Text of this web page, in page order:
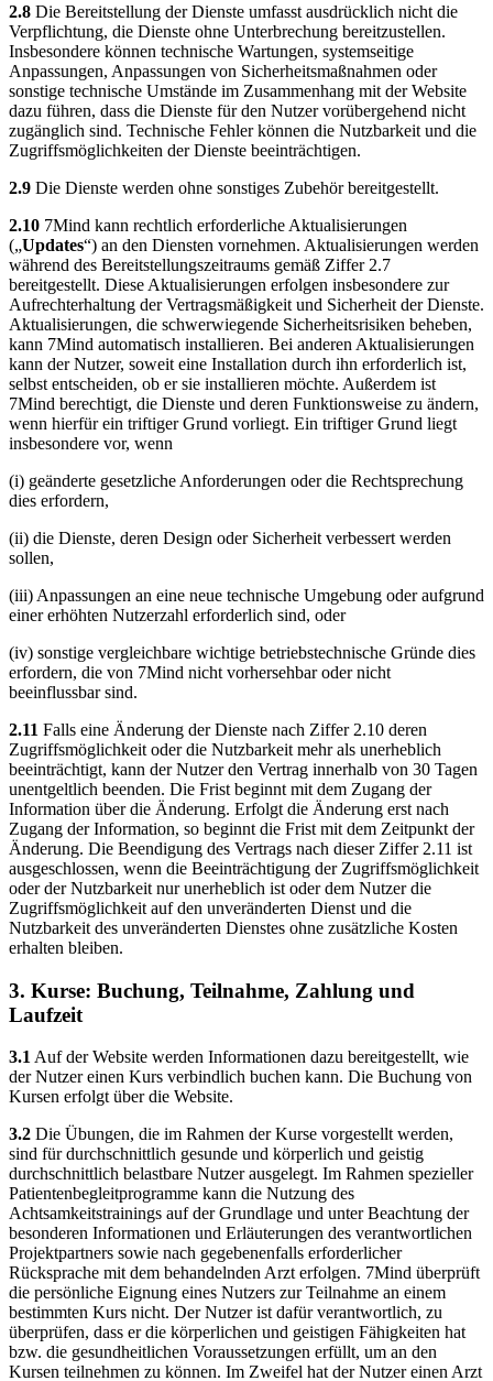
2.8 Die Bereitstellung der Dienste umfasst ausdrücklich nicht die
Verpflichtung, die Dienste ohne Unterbrechung bereitzustellen.
Insbesondere können technische Wartungen, systemseitige
Anpassungen, Anpassungen von Sicherheitsmaßnahmen oder
sonstige technische Umstände im Zusammenhang mit der Website
dazu führen, dass die Dienste für den Nutzer vorübergehend nicht
zugänglich sind. Technische Fehler können die Nutzbarkeit und die
Zugriffsmöglichkeiten der Dienste beeinträchtigen.
2.9 Die Dienste werden ohne sonstiges Zubehör bereitgestellt.
2.10 7Mind kann rechtlich erforderliche Aktualisierungen
(„Updates“) an den Diensten vornehmen. Aktualisierungen werden
während des Bereitstellungszeitraums gemäß Ziffer 2.7
bereitgestellt. Diese Aktualisierungen erfolgen insbesondere zur
Aufrechterhaltung der Vertragsmäßigkeit und Sicherheit der Dienste.
Aktualisierungen, die schwerwiegende Sicherheitsrisiken beheben,
kann 7Mind automatisch installieren. Bei anderen Aktualisierungen
kann der Nutzer, soweit eine Installation durch ihn erforderlich ist,
selbst entscheiden, ob er sie installieren möchte. Außerdem ist
7Mind berechtigt, die Dienste und deren Funktionsweise zu ändern,
wenn hierfür ein triftiger Grund vorliegt. Ein triftiger Grund liegt
insbesondere vor, wenn
(i) geänderte gesetzliche Anforderungen oder die Rechtsprechung
dies erfordern,
(ii) die Dienste, deren Design oder Sicherheit verbessert werden
sollen,
(iii) Anpassungen an eine neue technische Umgebung oder aufgrund
einer erhöhten Nutzerzahl erforderlich sind, oder
(iv) sonstige vergleichbare wichtige betriebstechnische Gründe dies
erfordern, die von 7Mind nicht vorhersehbar oder nicht
beeinflussbar sind.
2.11 Falls eine Änderung der Dienste nach Ziffer 2.10 deren
Zugriffsmöglichkeit oder die Nutzbarkeit mehr als unerheblich
beeinträchtigt, kann der Nutzer den Vertrag innerhalb von 30 Tagen
unentgeltlich beenden. Die Frist beginnt mit dem Zugang der
Information über die Änderung. Erfolgt die Änderung erst nach
Zugang der Information, so beginnt die Frist mit dem Zeitpunkt der
Änderung. Die Beendigung des Vertrags nach dieser Ziffer 2.11 ist
ausgeschlossen, wenn die Beeinträchtigung der Zugriffsmöglichkeit
oder der Nutzbarkeit nur unerheblich ist oder dem Nutzer die
Zugriffsmöglichkeit auf den unveränderten Dienst und die
Nutzbarkeit des unveränderten Dienstes ohne zusätzliche Kosten
erhalten bleiben.
3. Kurse: Buchung, Teilnahme, Zahlung und
Laufzeit
3.1 Auf der Website werden Informationen dazu bereitgestellt, wie
der Nutzer einen Kurs verbindlich buchen kann. Die Buchung von
Kursen erfolgt über die Website.
3.2 Die Übungen, die im Rahmen der Kurse vorgestellt werden,
sind für durchschnittlich gesunde und körperlich und geistig
durchschnittlich belastbare Nutzer ausgelegt. Im Rahmen spezieller
Patientenbegleitprogramme kann die Nutzung des
Achtsamkeitstrainings auf der Grundlage und unter Beachtung der
besonderen Informationen und Erläuterungen des verantwortlichen
Projektpartners sowie nach gegebenenfalls erforderlicher
Rücksprache mit dem behandelnden Arzt erfolgen. 7Mind überprüft
die persönliche Eignung eines Nutzers zur Teilnahme an einem
bestimmten Kurs nicht. Der Nutzer ist dafür verantwortlich, zu
überprüfen, dass er die körperlichen und geistigen Fähigkeiten hat
bzw. die gesundheitlichen Voraussetzungen erfüllt, um an den
Kursen teilnehmen zu können. Im Zweifel hat der Nutzer einen Arzt